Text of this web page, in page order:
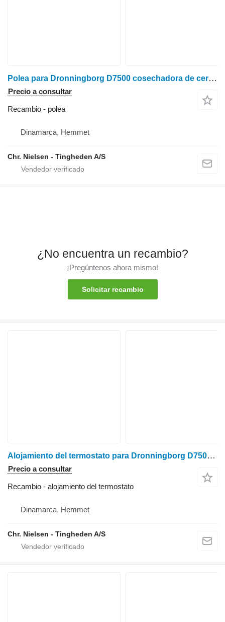
Polea para Dronningborg D7500 cosechadora de cereales
Precio a consultar
Recambio - polea
Dinamarca, Hemmet
Chr. Nielsen - Tingheden A/S
¿No encuentra un recambio?
¡Pregúntenos ahora mismo!
Solicitar recambio
Alojamiento del termostato para Dronningborg D7500 cosechadora de cereales
Precio a consultar
Recambio - alojamiento del termostato
Dinamarca, Hemmet
Chr. Nielsen - Tingheden A/S